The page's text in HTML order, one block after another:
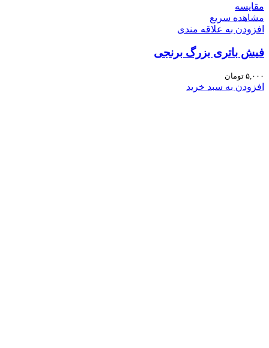
مقایسه
مشاهده سریع
افزودن به علاقه مندی
فیش باتری بزرگ برنجی
۵,۰۰۰ تومان
افزودن به سبد خرید